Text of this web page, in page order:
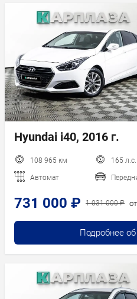
Hyundai i40, 2016 г.
108 965 км 165 л.с.
Автомат
731 000 ₽ 1 031 000 ₽
Подробнее